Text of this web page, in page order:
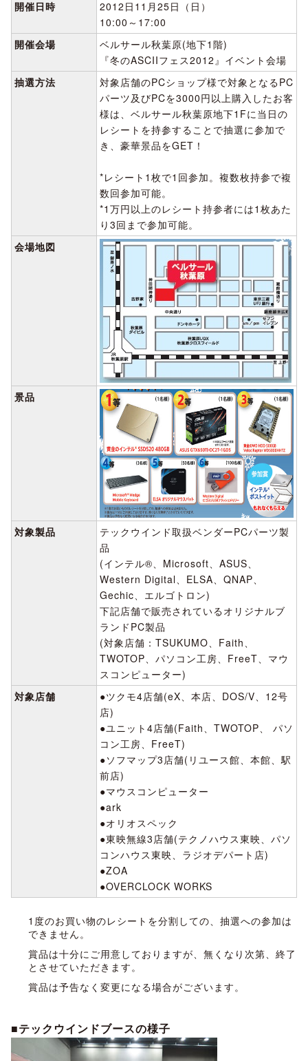
開催日時
2012日11月25日（日）
10:00～17:00
開催会場
ベルサール秋葉原(地下1階)
『冬のASCIIフェス2012』イベント会場
抽選方法
対象店舗のPCショップ様で対象となるPC
パーツ及びPCを3000円以上購入したお客
様は、ベルサール秋葉原地下1Fに当日の
レシートを持参することで抽選に参加で
き、豪華景品をGET！
*レシート1枚で1回参加。複数枚持参で複
数回参加可能。
*1万円以上のレシート持参者には1枚あた
り3回まで参加可能。
会場地図
景品
対象製品
テックウインド取扱ベンダーPCパーツ製
品
(インテル®、Microsoft、ASUS、
Western Digital、ELSA、QNAP、
Gechic、エルゴトロン)
下記店舗で販売されているオリジナルブ
ランドPC製品
(対象店舗：TSUKUMO、Faith、
TWOTOP、パソコン工房、FreeT、マウ
スコンピューター)
対象店舗
●ツクモ4店舗(eX、本店、DOS/V、12号
店)
●ユニット4店舗(Faith、TWOTOP、 パソ
コン工房、FreeT)
●ソフマップ3店舗(リユース館、本館、駅
前店)
●マウスコンピューター
●ark
●オリオスペック
●東映無線3店舗(テクノハウス東映、パソ
コンハウス東映、ラジオデパート店)
●ZOA
●OVERCLOCK WORKS
1度のお買い物のレシートを分割しての、抽選への参加は
できません。
賞品は十分にご用意しておりますが、無くなり次第、終了
とさせていただきます。
賞品は予告なく変更になる場合がございます。
■テックウインドブースの様子